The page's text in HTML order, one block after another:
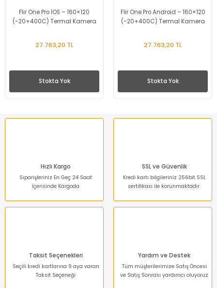
Flir One Pro İOS – 160×120
(-20+400C) Termal Kamera
27.763,20 TL
Stokta Yok
Flir One Pro Android – 160×120
(-20+400C) Termal Kamera
27.763,20 TL
Stokta Yok
Hızlı Kargo
Siparişleriniz En Geç 24 Saat
İçerisinde Kargoda
SSL ve Güvenlik
Kredi kartı bilgileriniz 256bit SSL
sertifikası ile korunmaktadır.
Taksit Seçenekleri
Seçili kredi kartlarına 9 aya varan
Taksit Seçeneği
Yardım ve Destek
Tüm müşterilerimize Satış Öncesi
ve Satış Sonrası yardımcı oluyoruz